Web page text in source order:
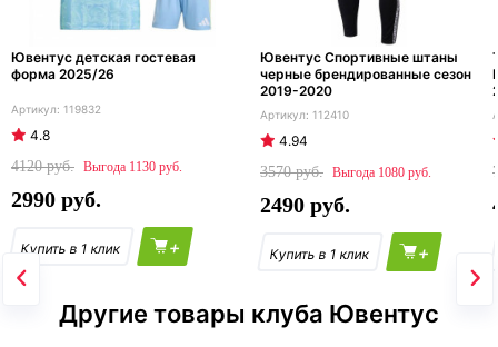
Ювентус детская гостевая
форма 2025/26
119832
4.8
4120
1130
2990
+
Ювентус Спортивные штаны
черные брендированные сезон
2019-2020
112410
4.94
3570
1080
2490
+
Другие товары клуба Ювентус